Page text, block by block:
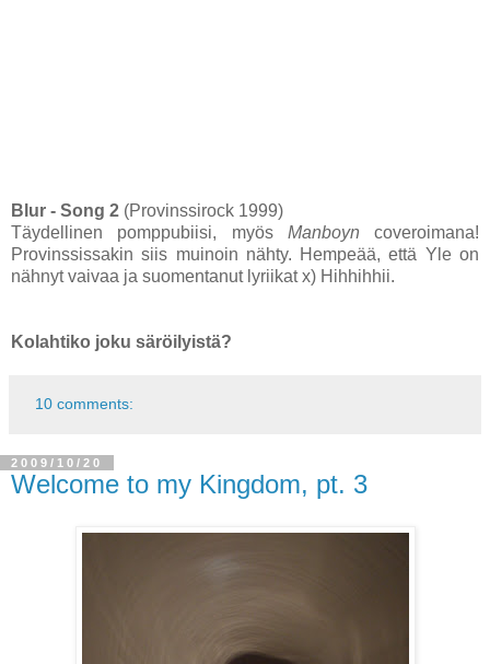
Blur - Song 2 (Provinssirock 1999)
Täydellinen pomppubiisi, myös Manboyn coveroimana!
Provinssissakin siis muinoin nähty. Hempeää, että Yle on
nähnyt vaivaa ja suomentanut lyriikat x) Hihhihhii.
Kolahtiko joku säröilyistä?
10 comments:
2009/10/20
Welcome to my Kingdom, pt. 3